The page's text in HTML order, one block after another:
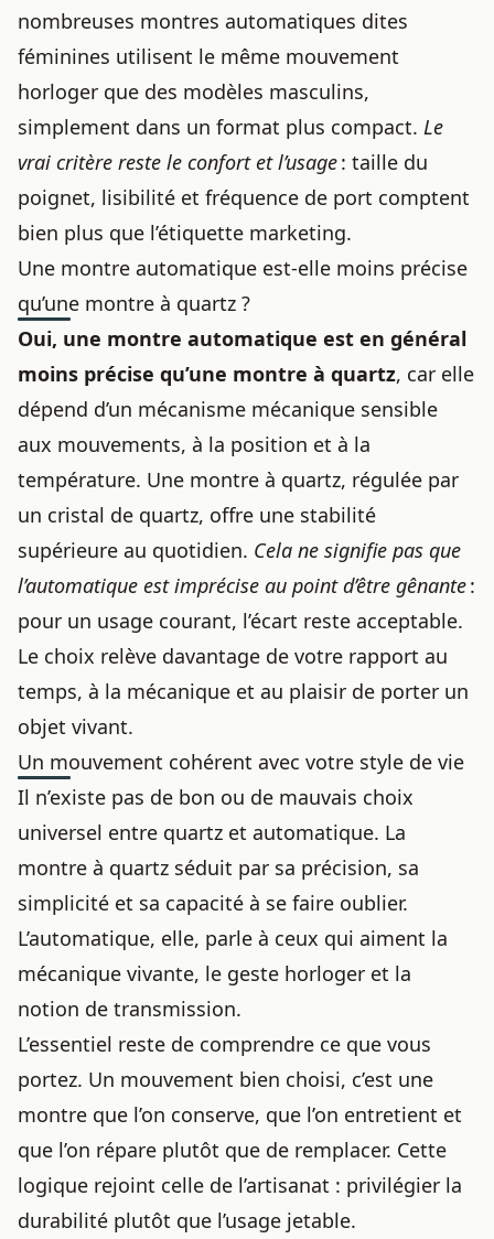
nombreuses montres automatiques dites
féminines utilisent le même mouvement
horloger que des modèles masculins,
simplement dans un format plus compact. Le
vrai critère reste le confort et l’usage: taille du
poignet, lisibilité et fréquence de port comptent
bien plus que l’étiquette marketing.
Une montre automatique est-elle moins précise
qu’une montre à quartz ?
Oui, une montre automatique est en général
moins précise qu’une montre à quartz, car elle
dépend d’un mécanisme mécanique sensible
aux mouvements, à la position et à la
température. Une montre à quartz, régulée par
un cristal de quartz, offre une stabilité
supérieure au quotidien. Cela ne signifie pas que
l’automatique est imprécise au point d’être gênante:
pour un usage courant, l’écart reste acceptable.
Le choix relève davantage de votre rapport au
temps, à la mécanique et au plaisir de porter un
objet vivant.
Un mouvement cohérent avec votre style de vie
Il n’existe pas de bon ou de mauvais choix
universel entre quartz et automatique. La
montre à quartz séduit par sa précision, sa
simplicité et sa capacité à se faire oublier.
L’automatique, elle, parle à ceux qui aiment la
mécanique vivante, le geste horloger et la
notion de transmission.
L’essentiel reste de comprendre ce que vous
portez. Un mouvement bien choisi, c’est une
montre que l’on conserve, que l’on entretient et
que l’on répare plutôt que de remplacer. Cette
logique rejoint celle de l’artisanat : privilégier la
durabilité plutôt que l’usage jetable.